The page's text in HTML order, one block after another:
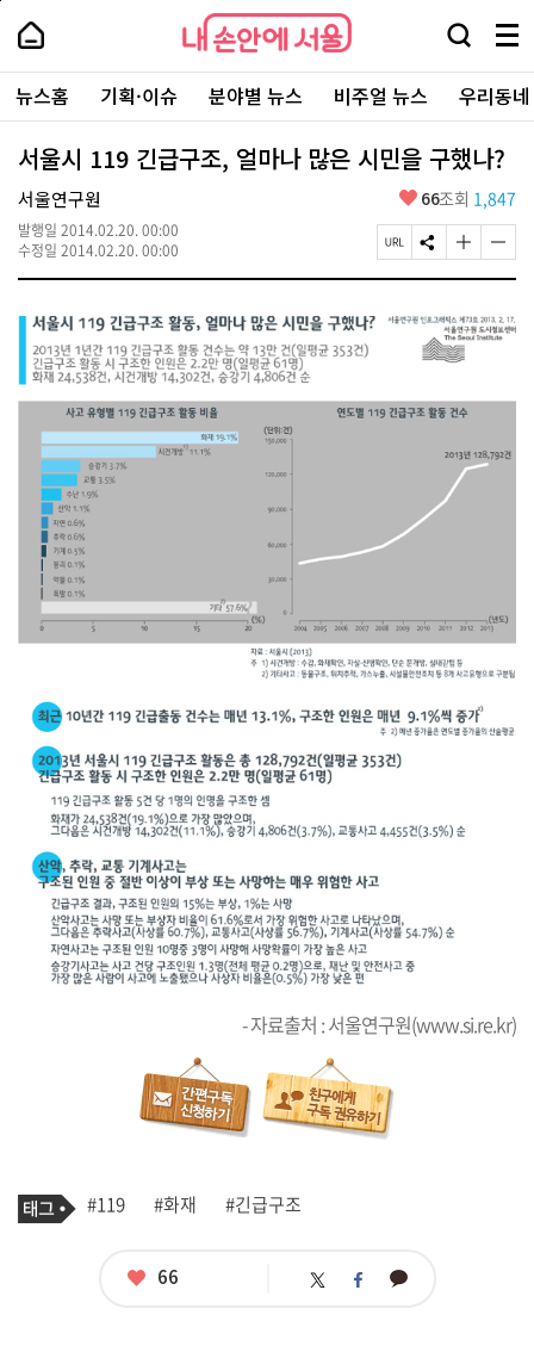
본
로
가
내
손
안
에
서
울
-
서
울
시
대
표
소
포
털
내
손
에
울
검
창
열
기
메
뉴
전
체
보
기
주
요
서
뉴스홈 기획·이슈 분야별 뉴스 비주얼 뉴스 우리동
서울시 119 긴급구조, 얼마나 많은 시민을 구했나?
서울연구원
발행일 2014.02.20. 00:00
수정일 2014.02.20. 00:00
좋
요
66조회 1,847
페
이
U
R
S
N
공
유
하
글
자
기
크
게
하
글
자
기
작
- 자료출처 : 서울연구원(www.si.re.kr)
기
사
태
그
#119 #화재 #긴급구조
좋
66 트 페 카
페
상
단
로